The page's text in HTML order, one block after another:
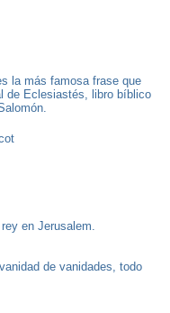
la más famosa frase que
de Eclesiastés, libro bíblico
en Jerusalem.
de vanidades, todo